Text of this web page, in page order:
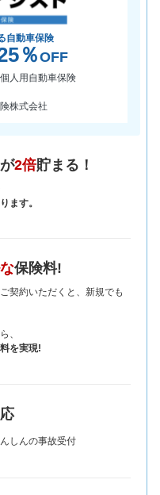
自動車保険
％OFF
人用自動車保険
株式会社
2倍貯まる！
ます。
保険料!
契約いただくと、新規でも
、
を実現!
しんの事故受付